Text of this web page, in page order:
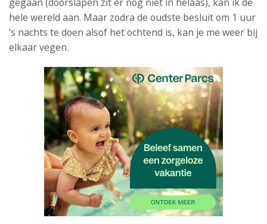
hele wereld aan. Maar zodra de oudste besluit om 1 uur
’s nachts te doen alsof het ochtend is, kan je me weer bij
elkaar vegen.